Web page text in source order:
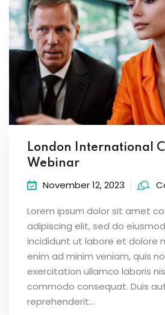
London International
Webinar
November 12, 2023
Lorem ipsum dolor sit amet
adipiscing elit, sed do
incididunt ut labore et dolore
enim ad minim veniam, quis
exercitation ullamco laboris
commodo consequat. Duis
reprehenderit...